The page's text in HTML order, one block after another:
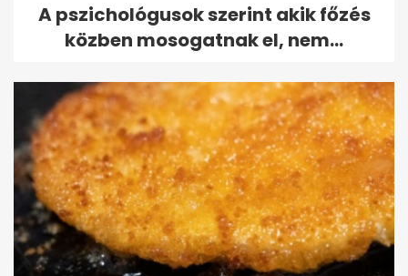
A pszichológusok szerint akik főzés
közben mosogatnak el, nem...